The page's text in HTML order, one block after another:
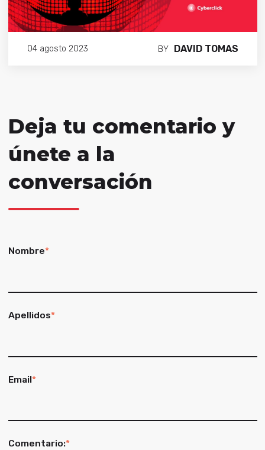
04 agosto 2023 BY DAVID TOMAS
Deja tu comentario y
únete a la
conversación
Nombre*
Apellidos*
Email*
Comentario:*